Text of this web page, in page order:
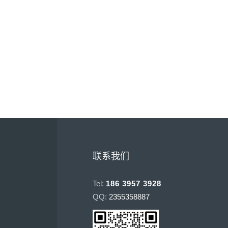
联系我们
Tel: 186 3957 3928
QQ: 2355358887